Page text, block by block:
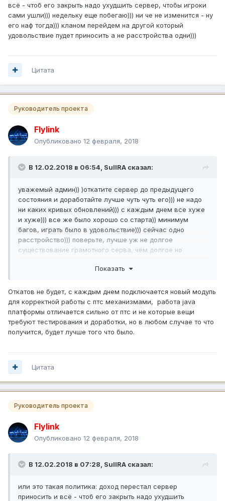
всё - чтоб его закрыть надо ухудшить сервер, чтобы игроки
сами ушли))) недельку еще побегаю))) ни че не изменится - ну
его наф тогда))) кланом перейдем на другой который
удовольствие пудет приносить а не расстройства одни)))
Цитата
Руководитель проекта
Flylink
Опубликовано 12 февраля, 2018
В 12.02.2018 в 06:54, SuIIRA сказал:
уважемый админ)) )откатите сервер до предыдущего
состояния и доработайте лучше чуть чуть его))) не надо
ни каких кривых обновлений))) с каждым днем все хуже
и хуже))) все же было хорошо со старта)) минимум
багов, играть было в удовольствие))) сейчас одно
расстройство))) поверьте, лучше уж не долгое
существование грамотного серва, чем долгое но
Показать
Откатов не будет, с каждым днем подключается новый модуль
для корректной работы с птс механизмами, работа java
платформы отличается сильно от птс и не которые вещи
требуют тестирования и доработки, но в любом случае то что
получится, будет лучше того что было.
Цитата
Руководитель проекта
Flylink
Опубликовано 12 февраля, 2018
В 12.02.2018 в 07:28, SuIIRA сказал:
или это такая политика: доход перестал сервер
приносить и всё - чтоб его закрыть надо ухудшить